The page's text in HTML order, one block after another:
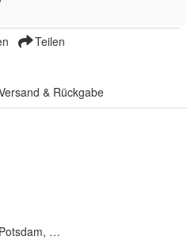
Teilen
& Rückgabe
Freiheitsstatue - New